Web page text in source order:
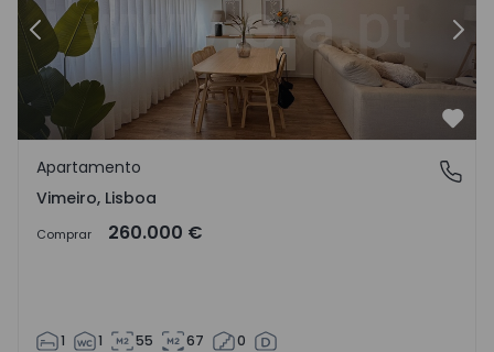
Anterior
Vimeiro, Lisboa
Apartamento
Vimeiro, Lisboa
Comprar 260.000 €
1 1 55 67 0